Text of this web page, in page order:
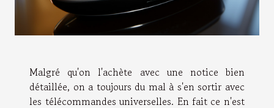
Malgré qu'on l'achète avec une notice bien
détaillée, on a toujours du mal à s'en sortir avec
les télécommandes universelles. En fait ce n'est